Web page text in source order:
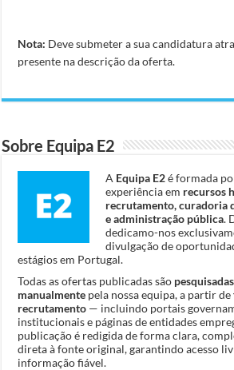
Nota: Deve submeter a sua candidatura
presente na descrição da oferta.
Sobre Equipa E2
A Equipa E2é formada
experiência em recursos
recrutamento, curadoria
e administração pública.
dedicamo-nos
divulgação de
estágios em Portugal.
Todas as ofertas publicadas são
manualmente pela nossa equipa, a partir de
recrutamento — incluindo portais
institucionais e páginas de entidades
publicação é redigida de forma clara,
direta à fonte original, garantindo acesso
informação fiável.